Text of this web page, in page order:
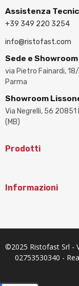
Assistenza
+39 349 220 3254
info@ristofast.com
Sede e
via Pietro Fainardi,
Parma
Showroom
Via Negrelli, 56 20851
(MB)
Prodotti
Informazioni
©2025 Ristofast Srl -
02753530340 -